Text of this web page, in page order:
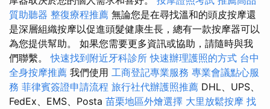
質助聽器 整復療程推薦 無論您是在尋找溫和的頭皮按摩還
是深層組織按摩以促進頭髮健康生長，總有一款按摩器可以
為您提供幫助。 如果您需要更多資訊或協助，請隨時與我
們聯繫。快速找到附近牙科診所 快速辦理護照的方式 台中
全身按摩推薦 我們使用 工商登記專業服務 專業會議點心服
務 菲律賓簽證申請流程 旅行社代辦護照推薦 DHL、UPS、
FedEx、EMS、Posta 苗栗地區外燴選擇 大里放鬆按摩 找